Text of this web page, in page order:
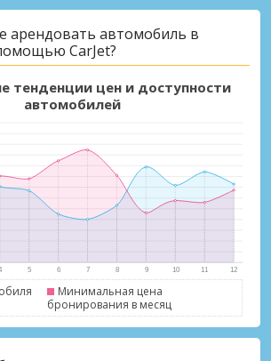
арендовать автомобиль в
CarJet?
тенденции цен и доступности
автомобилей
Минимальная цена
бронирования в месяц